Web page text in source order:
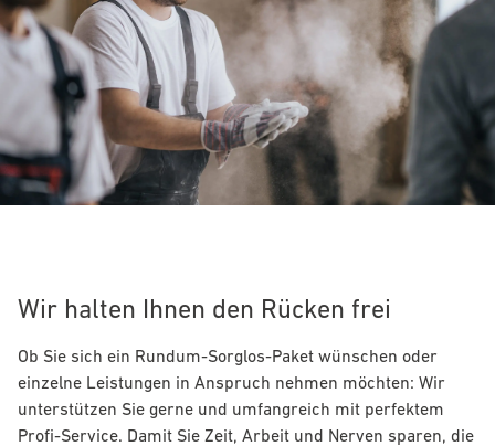
Wir halten Ihnen den Rücken frei
Ob Sie sich ein Rundum-Sorglos-Paket wünschen oder
einzelne Leistungen in Anspruch nehmen möchten: Wir
unterstützen Sie gerne und umfangreich mit perfektem
Profi-Service. Damit Sie Zeit, Arbeit und Nerven sparen, die